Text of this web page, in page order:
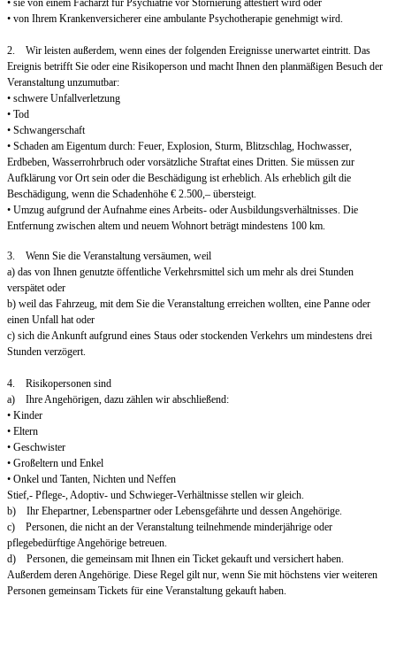
• sie von einem Facharzt für Psychiatrie vor Stornierung attestiert wird oder
• von Ihrem Krankenversicherer eine ambulante Psychotherapie genehmigt wird.
2. Wir leisten außerdem, wenn eines der folgenden Ereignisse unerwartet eintritt. Das
Ereignis betrifft Sie oder eine Risikoperson und macht Ihnen den planmäßigen Besuch der
Veranstaltung unzumutbar:
• schwere Unfallverletzung
• Tod
• Schwangerschaft
• Schaden am Eigentum durch: Feuer, Explosion, Sturm, Blitzschlag, Hochwasser,
Erdbeben, Wasserrohrbruch oder vorsätzliche Straftat eines Dritten. Sie müssen zur
Aufklärung vor Ort sein oder die Beschädigung ist erheblich. Als erheblich gilt die
Beschädigung, wenn die Schadenhöhe € 2.500,– übersteigt.
• Umzug aufgrund der Aufnahme eines Arbeits- oder Ausbildungsverhältnisses. Die
Entfernung zwischen altem und neuem Wohnort beträgt mindestens 100 km.
3. Wenn Sie die Veranstaltung versäumen, weil
a) das von Ihnen genutzte öffentliche Verkehrsmittel sich um mehr als drei Stunden
verspätet oder
b) weil das Fahrzeug, mit dem Sie die Veranstaltung erreichen wollten, eine Panne oder
einen Unfall hat oder
c) sich die Ankunft aufgrund eines Staus oder stockenden Verkehrs um mindestens drei
Stunden verzögert.
4. Risikopersonen sind
a) Ihre Angehörigen, dazu zählen wir abschließend:
• Kinder
• Eltern
• Geschwister
• Großeltern und Enkel
• Onkel und Tanten, Nichten und Neffen
Stief,- Pflege-, Adoptiv- und Schwieger-Verhältnisse stellen wir gleich.
b) Ihr Ehepartner, Lebenspartner oder Lebensgefährte und dessen Angehörige.
c) Personen, die nicht an der Veranstaltung teilnehmende minderjährige oder
pflegebedürftige Angehörige betreuen.
d) Personen, die gemeinsam mit Ihnen ein Ticket gekauft und versichert haben.
Außerdem deren Angehörige. Diese Regel gilt nur, wenn Sie mit höchstens vier weiteren
Personen gemeinsam Tickets für eine Veranstaltung gekauft haben.